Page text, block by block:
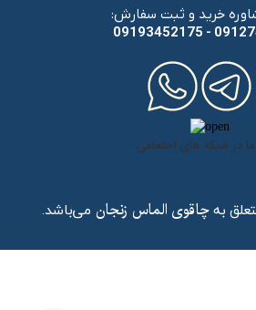
بهچاقوی الماس زنجان می‌باشد.
خرید و ثبت سفارش
​​​​​​​09193452175 -
در شبکه های اجتماعی